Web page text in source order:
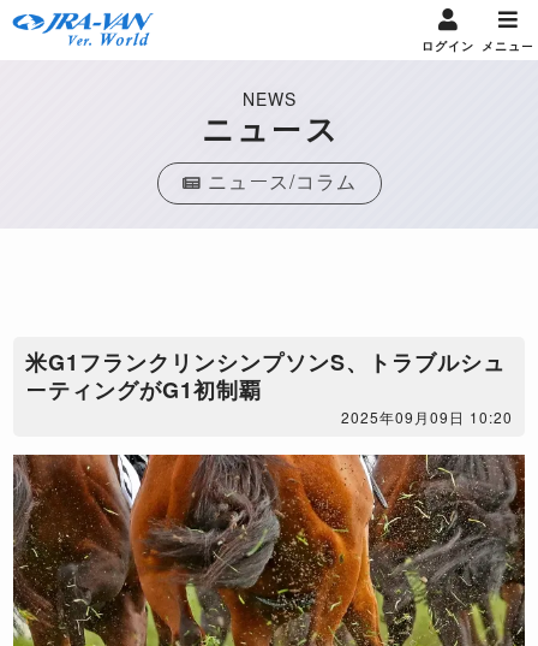
ログイン メニュー
NEWS
ニュース
ニュース/コラム
​米G1フランクリンシンプソンS、トラブルシュ
ーティングがG1初制覇
2025年09月09日 10:20